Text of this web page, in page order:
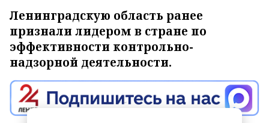
Ленинградскую область ранее
признали лидером в стране по
эффективности контрольно-
надзорной деятельности.